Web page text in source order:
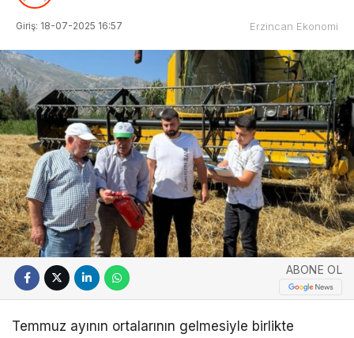
Giriş: 18-07-2025 16:57 Erzincan Ekonomi
ABONE OL
Temmuz ayının ortalarının gelmesiyle birlikte